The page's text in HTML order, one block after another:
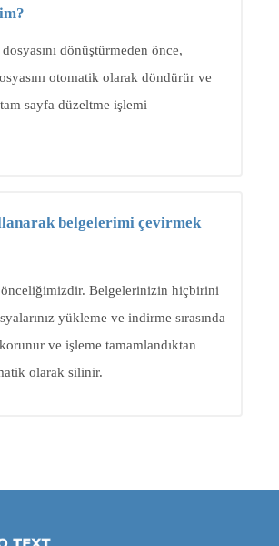
dönüştürmeden önce,
otomatik olarak döndürür ve
sayfa düzeltme işlemi
belgelerimi çevirmek
Belgelerinizin hiçbirini
yükleme ve indirme sırasında
ve işleme tamamlandıktan
olarak silinir.